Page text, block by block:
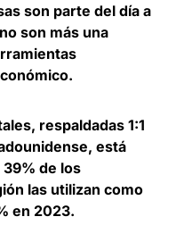
son parte del día a
son más una
.
respaldadas 1:1
está
39% de los
las utilizan como
en 2023.